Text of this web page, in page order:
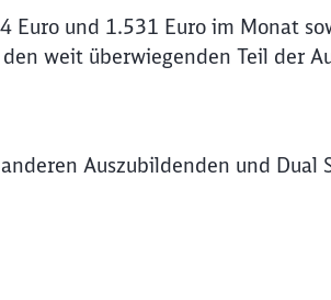
Euro und 1.531 Euro im Monat
weit überwiegenden Teil der
Auszubildenden und